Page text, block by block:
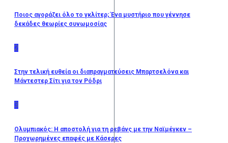
Ποιος αγοράζει όλο το γκλίτερ; Ένα μυστήριο που γέννησε
δεκάδες θεωρίες συνωμοσίας
2
Στην τελική ευθεία οι διαπραγματεύσεις Μπαρτσελόνα και
Μάντεστερ Σίτι για τον Ρόδρι
3
Ολυμπιακός: Η αποστολή για τη ρεβάνς με την Ναϊμέγκεν –
Προχωρημένες επαφές με Κάσερες